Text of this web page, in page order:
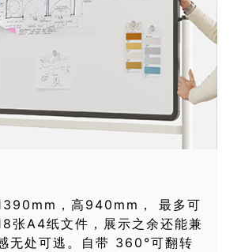
，高940mm， 最多可
张A4纸文件，展示之余还能兼
无处可逃。自带 360°可翻转